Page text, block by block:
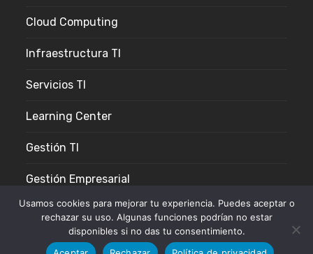
Cloud Computing
Infraestructura TI
Servicios TI
Learning Center
Gestión TI
Gestión Empresarial
Usamos cookies para mejorar tu experiencia. Puedes aceptar o
rechazar su uso. Algunas funciones podrían no estar
disponibles si no das tu consentimiento.